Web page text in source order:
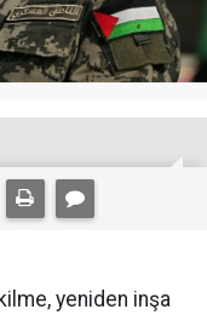
yeniden inşa